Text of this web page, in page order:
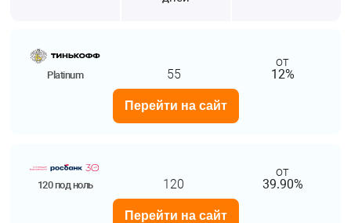
Platinum 55
от
12%
Перейти на сайт
120 под ноль 120
от
39.90%
Перейти на сайт